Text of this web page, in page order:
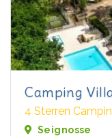
Camping
4 Sterren
Seignosse